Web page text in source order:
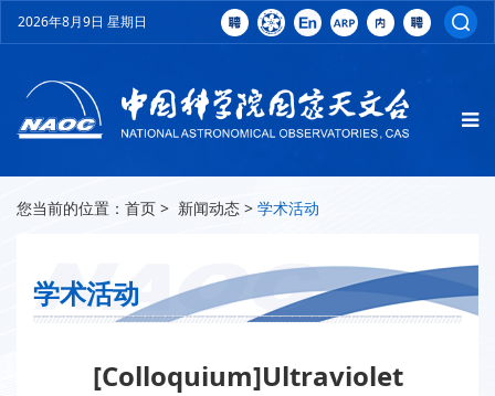
2026年8月9日 星期日
您当前的位置： 首页 > 新闻动态 > 学术活动
学术活动
[Colloquium]Ultraviolet